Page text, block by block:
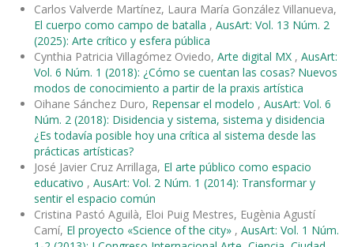
Carlos Valverde Martínez, Laura María González Villanueva,
El cuerpo como campo de batalla , AusArt: Vol. 13 Núm. 2
(2025): Arte crítico y esfera pública
Cynthia Patricia Villagómez Oviedo, Arte digital MX , AusArt:
Vol. 6 Núm. 1 (2018): ¿Cómo se cuentan las cosas? Nuevos
modos de conocimiento a partir de la praxis artística
Oihane Sánchez Duro, Repensar el modelo , AusArt: Vol. 6
Núm. 2 (2018): Disidencia y sistema, sistema y disidencia
¿Es todavía posible hoy una crítica al sistema desde las
prácticas artísticas?
José Javier Cruz Arrillaga, El arte público como espacio
educativo , AusArt: Vol. 2 Núm. 1 (2014): Transformar y
sentir el espacio común
Cristina Pastó Aguilà, Eloi Puig Mestres, Eugènia Agustí
Camí, El proyecto «Science of the city» , AusArt: Vol. 1 Núm.